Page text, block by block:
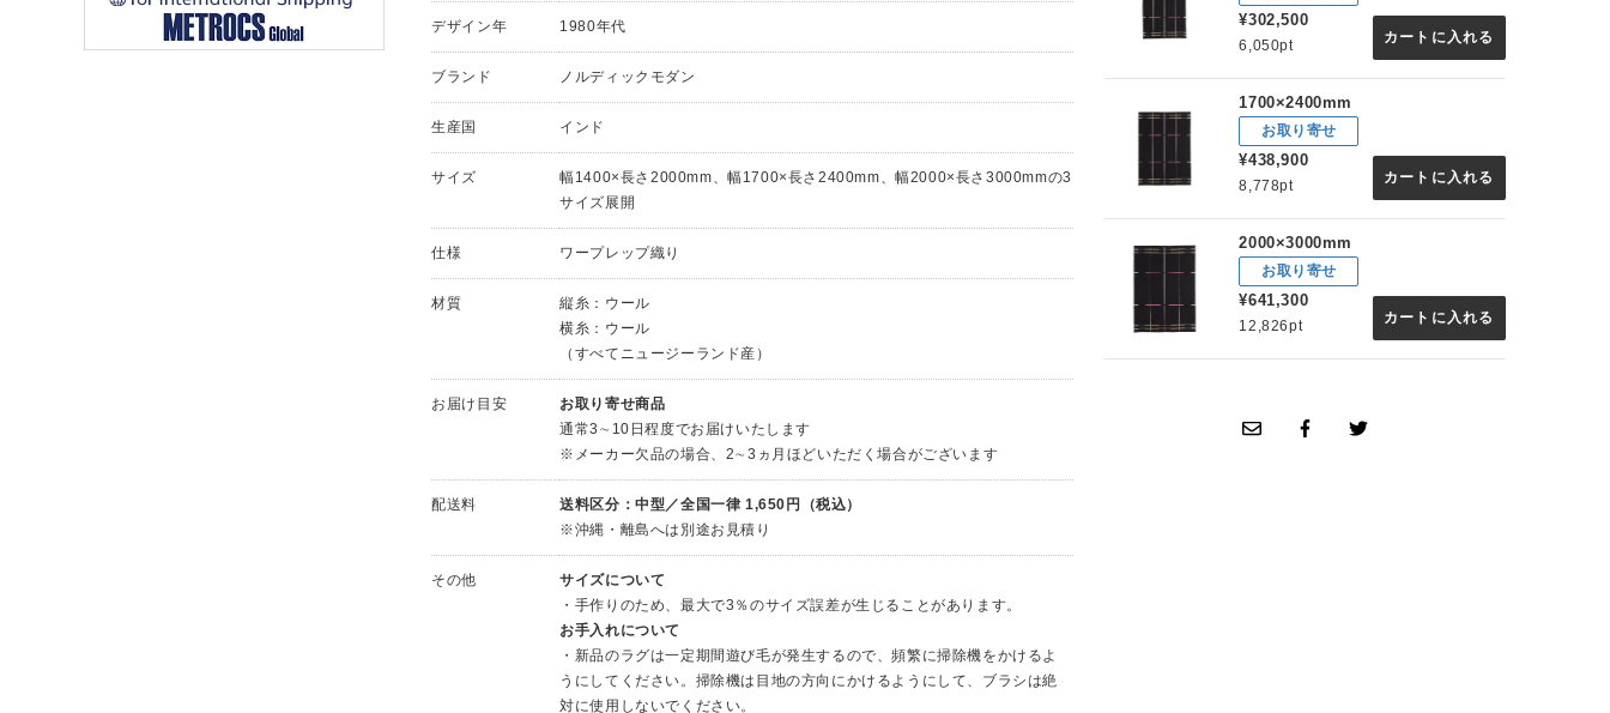
デザイン年 1980年代
ブランド ノルディックモダン
生産国 インド
サイズ
幅1400×長さ2000mm、幅1700×長さ2400mm、幅2000×長さ3000mmの3
サイズ展開
仕様 ワープレップ織り
材質
縦糸：ウール
横糸：ウール
（すべてニュージーランド産）
お届け目安
お取り寄せ商品
通常3∼10日程度でお届けいたします
※メーカー欠品の場合、2∼3ヵ月ほどいただく場合がございます
配送料
送料区分：中型／全国一律 1,650円（税込）
※沖縄・離島へは別途お見積り
その他
サイズについて
・手作りのため、最大で3％のサイズ誤差が生じることがあります。
お手入れについて
・新品のラグは一定期間遊び毛が発生するので、頻繁に掃除機をかけるよ
うにしてください。掃除機は目地の方向にかけるようにして、ブラシは絶
対に使用しないでください。
¥302,500
6,050pt カートに入れる
1700×2400mm
お取り寄せ
¥438,900
8,778pt カートに入れる
2000×3000mm
お取り寄せ
¥641,300
12,826pt カートに入れる